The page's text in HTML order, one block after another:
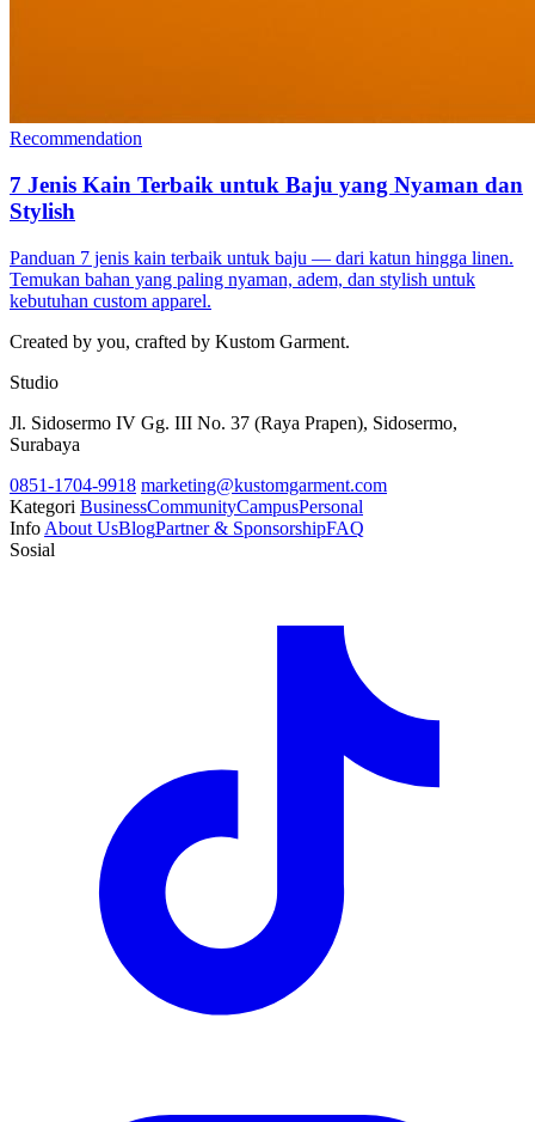
Recommendation
7 Jenis Kain Terbaik untuk Baju yang Nyaman dan
Stylish
Panduan 7 jenis kain terbaik untuk baju — dari katun hingga linen.
Temukan bahan yang paling nyaman, adem, dan stylish untuk
kebutuhan custom apparel.
Created by you, crafted by Kustom Garment.
Studio
Jl. Sidosermo IV Gg. III No. 37 (Raya Prapen), Sidosermo,
Surabaya
0851-1704-9918 marketing@kustomgarment.com
Kategori BusinessCommunityCampusPersonal
Info About UsBlogPartner & SponsorshipFAQ
Sosial